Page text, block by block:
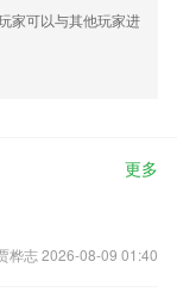
家可以与其他玩家进
更多
桦志 2026-08-09 01:40